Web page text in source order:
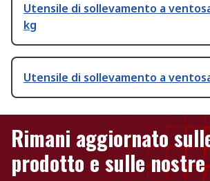
Utensile di sollevamento a ventosa
kg
Utensile di sollevamento a
Rimani aggiornato
prodotto e sulle